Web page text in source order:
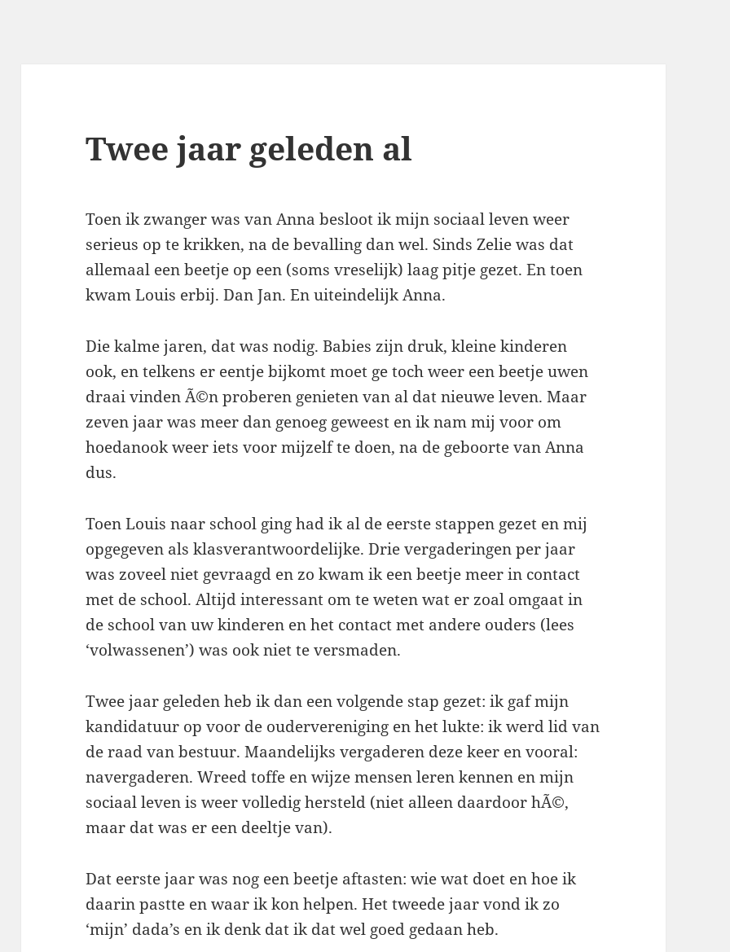
Twee jaar geleden al
Toen ik zwanger was van Anna besloot ik mijn sociaal leven weer
serieus op te krikken, na de bevalling dan wel. Sinds Zelie was dat
allemaal een beetje op een (soms vreselijk) laag pitje gezet. En toen
kwam Louis erbij. Dan Jan. En uiteindelijk Anna.
Die kalme jaren, dat was nodig. Babies zijn druk, kleine kinderen
ook, en telkens er eentje bijkomt moet ge toch weer een beetje uwen
draai vinden Ã©n proberen genieten van al dat nieuwe leven. Maar
zeven jaar was meer dan genoeg geweest en ik nam mij voor om
hoedanook weer iets voor mijzelf te doen, na de geboorte van Anna
dus.
Toen Louis naar school ging had ik al de eerste stappen gezet en mij
opgegeven als klasverantwoordelijke. Drie vergaderingen per jaar
was zoveel niet gevraagd en zo kwam ik een beetje meer in contact
met de school. Altijd interessant om te weten wat er zoal omgaat in
de school van uw kinderen en het contact met andere ouders (lees
‘volwassenen’) was ook niet te versmaden.
Twee jaar geleden heb ik dan een volgende stap gezet: ik gaf mijn
kandidatuur op voor de oudervereniging en het lukte: ik werd lid van
de raad van bestuur. Maandelijks vergaderen deze keer en vooral:
navergaderen. Wreed toffe en wijze mensen leren kennen en mijn
sociaal leven is weer volledig hersteld (niet alleen daardoor hÃ©,
maar dat was er een deeltje van).
Dat eerste jaar was nog een beetje aftasten: wie wat doet en hoe ik
daarin pastte en waar ik kon helpen. Het tweede jaar vond ik zo
‘mijn’ dada’s en ik denk dat ik dat wel goed gedaan heb.